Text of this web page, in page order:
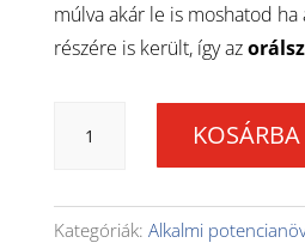
múlva akár le is moshatod
részére is került, így az
Power
mennyiség
Kategóriák: Alkalmi